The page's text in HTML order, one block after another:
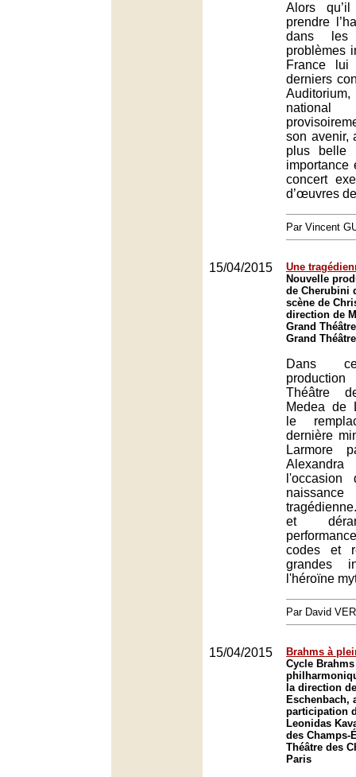
Alors
prendre
dans les
problèmes
France lui
derniers
son avenir,
plus belle
importance
concert
d’œuvres
Par Vincent
15/04/2015
Une
Nouvelle
de Cherubini
scène de
direction de
Grand
Grand
Dans
Théâtre
Medea de
le
dernière
Larmore
Alexandra
et
codes et
grandes
l'héroïne
Par David
15/04/2015
Brahms à
Cycle
la direction
Eschenbach,
participation
Leonidas
des Champs-
Théâtre des
Paris